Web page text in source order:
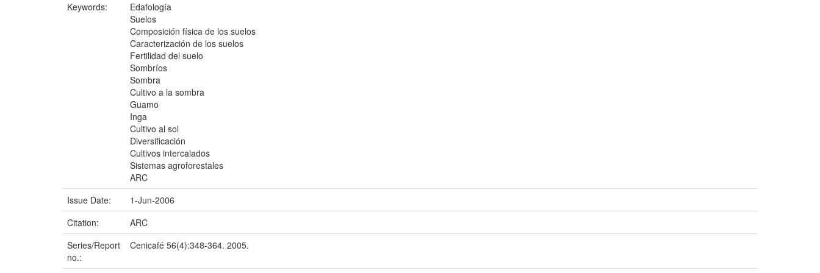
Keywords:
Edafología
Suelos
Composición física de los suelos
Caracterización de los suelos
Fertilidad del suelo
Sombríos
Sombra
Cultivo a la sombra
Guamo
Inga
Cultivo al sol
Diversificación
Cultivos intercalados
Sistemas agroforestales
ARC
Issue Date:
1-Jun-2006
Citation:
ARC
Series/Report
no.:
Cenicafé 56(4):348-364. 2005.